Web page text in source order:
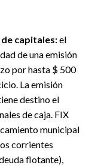
capitales:el
de una emisión
por hasta $ 500
La emisión
destino el
de caja. FIX
municipal
corrientes
flotante),